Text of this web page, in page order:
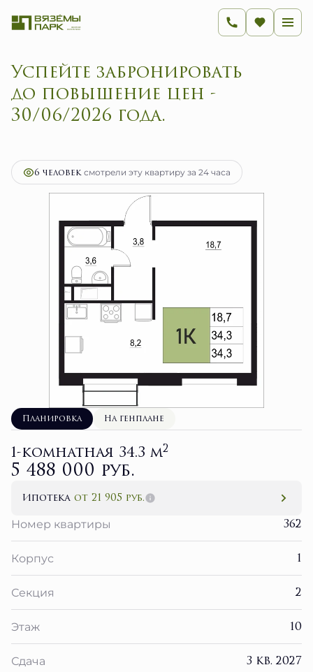
Успейте забронировать
до повышение цен -
30/06/2026 года.
1-комнатная34.3 м2
6 человексмотрели эту квартиру за 24 часа
Планировка На генплане
1-комнатная 34.3 м2
5 488 000 руб.
Ипотека от 21 905 руб.
Номер квартиры
362
Корпус 1
Секция 2
Этаж 10
Сдача 3 кв. 2027